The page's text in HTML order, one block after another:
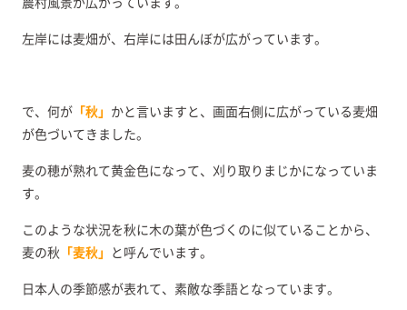
農村風景が広がっています。
左岸には麦畑が、右岸には田んぼが広がっています。
で、何が「秋」 かと言いますと、画面右側に広がっている麦畑
が色づいてきました。
麦の穂が熟れて黄金色になって、刈り取りまじかになっていま
す。
このような状況を秋に木の葉が色づくのに似ていることから、
麦の秋 「麦秋」 と呼んでいます。
日本人の季節感が表れて、素敵な季語となっています。